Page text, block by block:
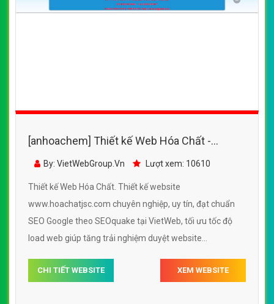
[anhoachem] Thiết kế Web Hóa Chất -
www.hoachatjsc.com
By: VietWebGroup.Vn Lượt xem: 10610
Thiết kế Web Hóa Chất. Thiết kế website
www.hoachatjsc.com chuyên nghiệp, uy tín, đạt chuẩn
SEO Google theo SEOquake tại VietWeb, tối ưu tốc độ
load web giúp tăng trải nghiệm duyệt website
CHI TIẾT WEBSITE XEM WEBSITE